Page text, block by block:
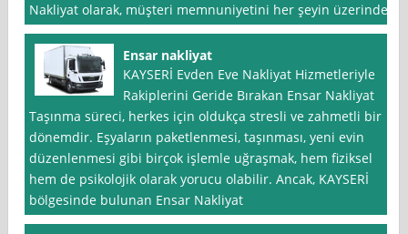
Nakliyat olarak, müşteri memnuniyetini her şeyin üzerinde
Ensar nakliyat
KAYSERİ Evden Eve Nakliyat Hizmetleriyle
Rakiplerini Geride Bırakan Ensar Nakliyat
Taşınma süreci, herkes için oldukça stresli ve zahmetli bir
dönemdir. Eşyaların paketlenmesi, taşınması, yeni evin
düzenlenmesi gibi birçok işlemle uğraşmak, hem fiziksel
hem de psikolojik olarak yorucu olabilir. Ancak, KAYSERİ
bölgesinde bulunan Ensar Nakliyat